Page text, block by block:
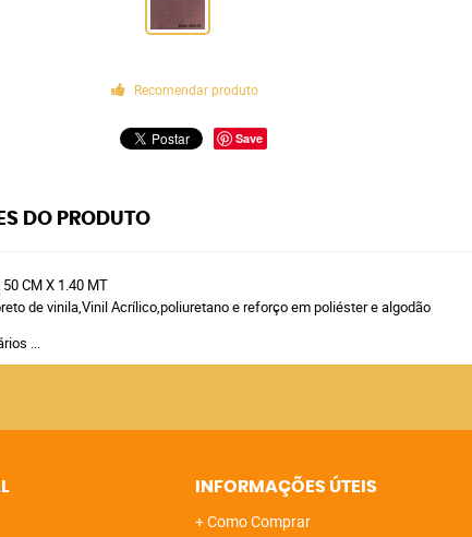
Recomendar produto
Save
DO PRODUTO
50 CM X 1.40 MT
de vinila,Vinil Acrílico,poliuretano e reforço em poliéster e algodão
...
INFORMAÇÕES ÚTEIS
Como Comprar